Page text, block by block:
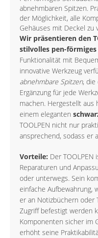
abnehmbaren Spitzen.
der Möglichkeit, alle
Gehäuses mit Deckel
Wir präsentieren den
stilvolles pen-
Funktionalität mit
innovative Werkzeug
abnehmbare Spitzen, die
Ergänzung für jede
machen. Hergestellt aus
einem eleganten
TOOLPEN nicht nur
ansprechend, sodass er
Vorteile: Der
Reparaturen und
oder unterwegs. Sein
einfache Aufbewahrung,
er an Notizbüchern oder
Zugriff befestigt werden
Komponenten sicher im
erhöht seine